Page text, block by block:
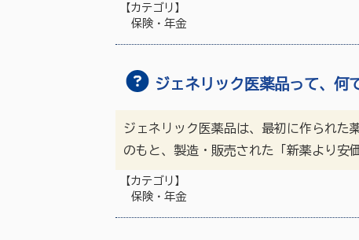
【カテゴリ】
保険・年金
ジェネリック医薬品って、何
ジェネリック医薬品は、最初に作られた
のもと、製造・販売された「新薬より安
【カテゴリ】
保険・年金